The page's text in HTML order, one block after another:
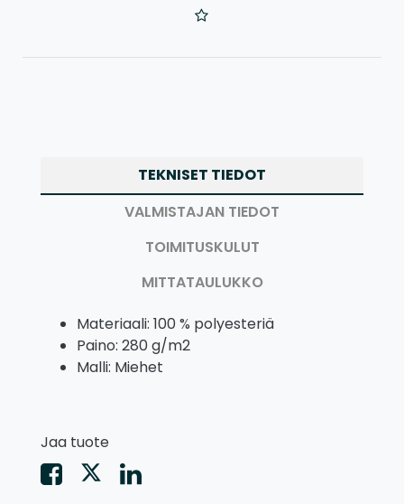
TEKNISET TIEDOT
VALMISTAJAN TIEDOT
TOIMITUSKULUT
MITTATAULUKKO
Materiaali: 100 % polyesteriä
Paino: 280 g/m2
Malli: Miehet
Jaa tuote